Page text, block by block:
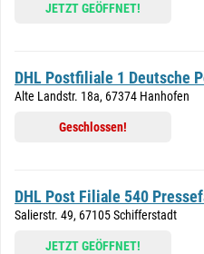
JETZT GEÖFFNET!
DHL Postfiliale 1 Deutsche
Alte Landstr. 18a, 67374 Hanhofen
Geschlossen!
DHL Post Filiale 540
Salierstr. 49, 67105 Schifferstadt
JETZT GEÖFFNET!